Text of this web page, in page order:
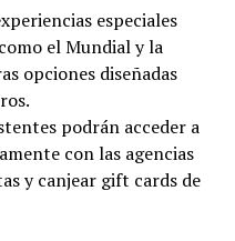
especiales
el Mundial y la
opciones diseñadas
podrán acceder a
con las agencias
y canjear gift cards de